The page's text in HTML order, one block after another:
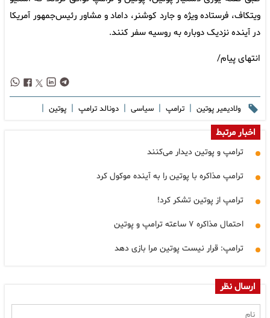
ویتکاف، فرستاده ویژه و جارد کوشنر، داماد و مشاور رئیس‌جمهور آمریکا
در آینده نزدیک دوباره به روسیه سفر کنند.
انتهای پیام/
ولادیمیر پوتین | ترامپ | سیاسی | دونالد ترامپ | پوتین |
اخبار مرتبط
ترامپ و پوتین دیدار می‌کنند
ترامپ مذاکره با پوتین را به آینده موکول کرد
ترامپ از پوتین تشکر کرد!
احتمال مذاکره ۷ ساعته ترامپ و پوتین
ترامپ: قرار نیست پوتین مرا بازی دهد
ارسال نظر